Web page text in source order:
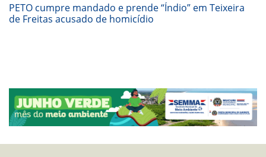
PETO cumpre mandado e prende “Índio” em Teixeira
de Freitas acusado de homicídio